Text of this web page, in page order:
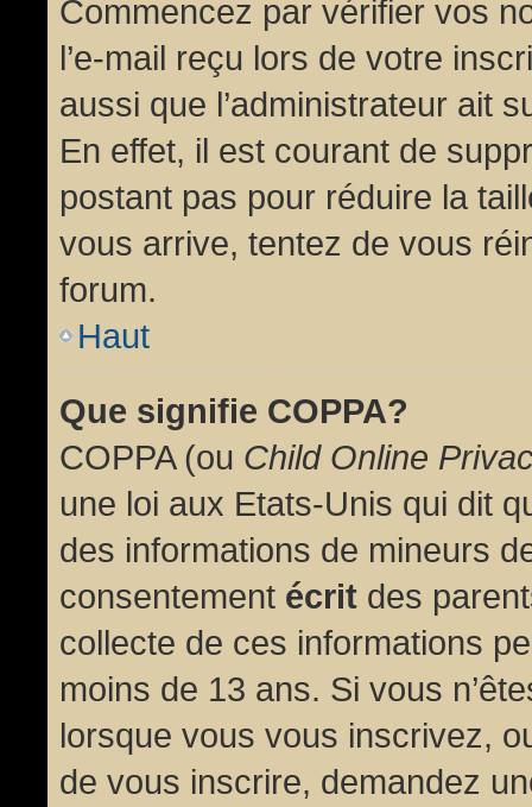
Commencez par vérifier vos
l’e-mail reçu lors de votre
aussi que l’administrateur ait
En effet, il est courant de
postant pas pour réduire la
vous arrive, tentez de vous
forum.
Haut
Que signifie COPPA?
COPPA (ou Child Online
une loi aux Etats-Unis qui dit
des informations de mineurs
consentement écrit des
collecte de ces informations
moins de 13 ans. Si vous
lorsque vous vous inscrivez,
de vous inscrire, demandez